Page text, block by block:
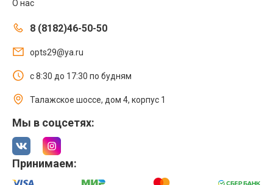
О нас
8 (8182)46-50-50
opts29@ya.ru
с 8:30 до 17:30 по будням
Талажское шоссе, дом 4, корпус 1
Мы в соцсетях:
Принимаем: